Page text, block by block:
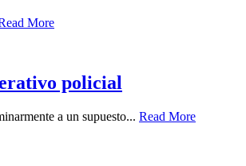
More
policial
a un supuesto... Read More